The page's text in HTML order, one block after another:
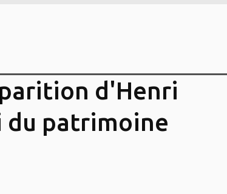
d'Henri
du patrimoine